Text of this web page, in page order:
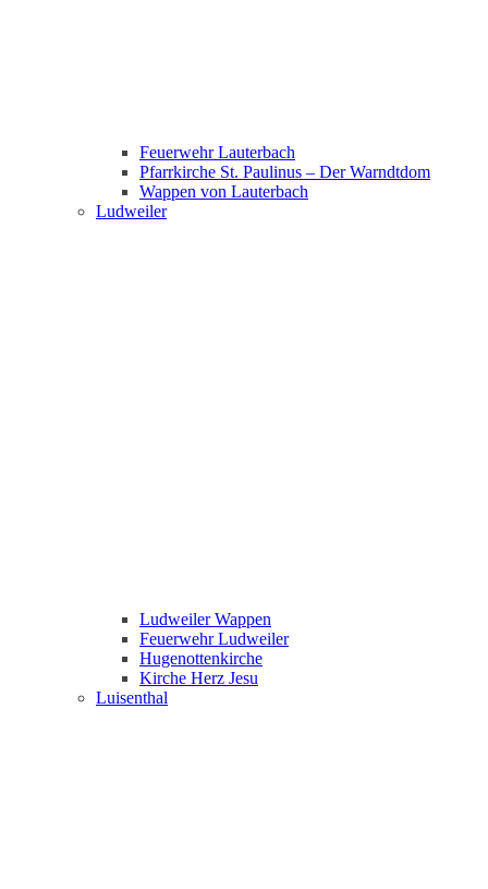
Feuerwehr Lauterbach
Pfarrkirche St. Paulinus – Der Warndtdom
Wappen von Lauterbach
Ludweiler
Ludweiler Wappen
Feuerwehr Ludweiler
Hugenottenkirche
Kirche Herz Jesu
Luisenthal